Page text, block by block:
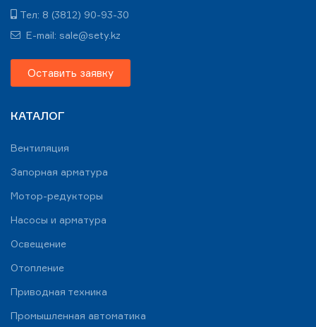
Тел: 8 (3812) 90-93-30
E-mail: sale@sety.kz
Оставить заявку
КАТАЛОГ
Вентиляция
Запорная арматура
Мотор-редукторы
Насосы и арматура
Освещение
Отопление
Приводная техника
Промышленная автоматика